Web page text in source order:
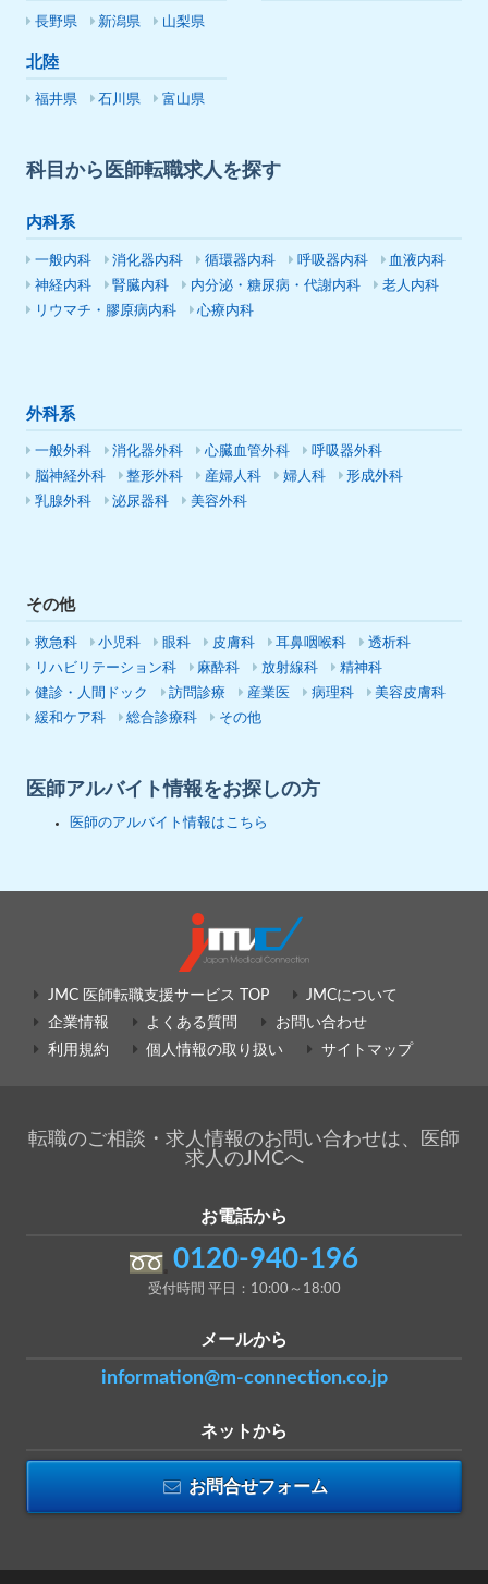
長野県 新潟県 山梨県
北陸
福井県 石川県 富山県
科目から医師転職求人を探す
内科系
一般内科 消化器内科 循環器内科 呼吸器内科
血液内科
神経内科
腎臓内科 内分泌・糖尿病・代謝内科
老人内科
リウマチ・膠原病内科
心療内科
外科系
一般外科 消化器外科 心臓血管外科
呼吸器外科
脳神経外科
整形外科 産婦人科 婦人科
形成外科
乳腺外科
泌尿器科 美容外科
その他
救急科 小児科 眼科 皮膚科 耳鼻咽喉科
透析科
リハビリテーション科
麻酔科 放射線科
精神科
健診・人間ドック
訪問診療 産業医 病理科
美容皮膚科
緩和ケア科
総合診療科 その他
医師アルバイト情報をお探しの方
医師のアルバイト情報はこちら
JMC 医師転職支援サービス TOP
JMCについて
企業情報
よくある質問
お問い合わせ
利用規約
個人情報の取り扱い サイトマップ
転職のご相談・求人情報のお問い合わせは、医師
求人のJMCへ
お電話から
0120-940-196
受付時間 平日：10:00～18:00
メールから
information@m-connection.co.jp
ネットから
お問合せフォーム